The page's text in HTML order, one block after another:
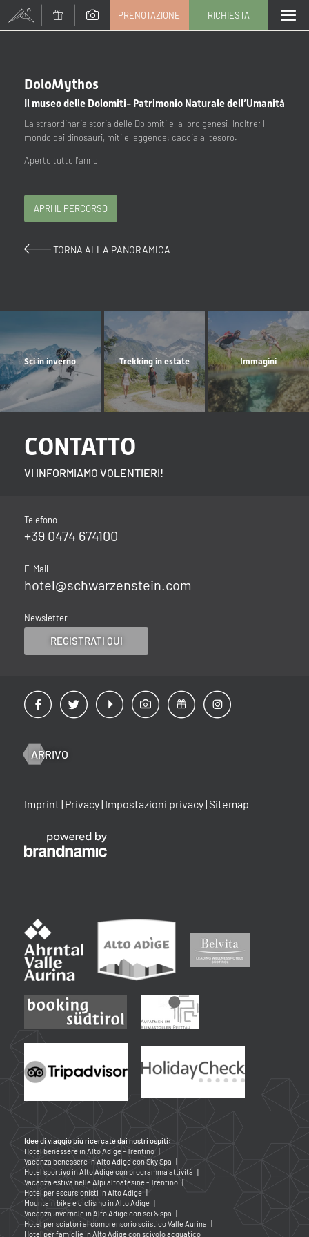
PRENOTAZIONE RICHIESTA
DoloMythos
Il museo delle Dolomiti- Patrimonio Naturale dell’Umanità
La straordinaria storia delle Dolomiti e la loro genesi. Inoltre: Il
mondo dei dinosauri, miti e leggende; caccia al tesoro.
Aperto tutto l'anno
APRI IL PERCORSO
TORNA ALLA PANORAMICA
Sci in inverno Trekking in estate Immagini
ARRIVO
Imprint | Privacy| Impostazioni privacy|Sitemap
CONTATTO
VI INFORMIAMO VOLENTIERI!
Telefono
+39 0474 674100
E-Mail
hotel@schwarzenstein.com
Newsletter
REGISTRATI QUI
Titolo
Famiglia Signor Signora
E-mail*
Consenso marketing*
Idee di viaggio più ricercate dai nostri ospiti:
Hotel benessere in Alto Adige - Trentino |
Vacanza benessere in Alto Adige con Sky Spa |
Hotel sportivo in Alto Adige con programma attività |
Vacanza estiva nelle Alpi altoatesine - Trentino |
Hotel per escursionisti in Alto Adige |
Mountain bike e ciclismo in Alto Adige |
Vacanza invernale in Alto Adige con sci & spa |
Hotel per sciatori al comprensorio sciistico Valle Aurina |
Hotel per famiglie in Alto Adige con scivolo acquatico